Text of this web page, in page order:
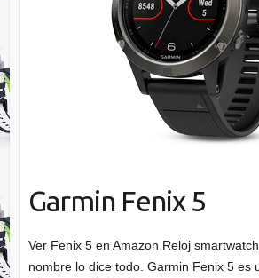
Garmin Fenix 5
Ver Fenix 5 en Amazon Reloj
nombre lo dice todo. Garmin Fenix 5 es